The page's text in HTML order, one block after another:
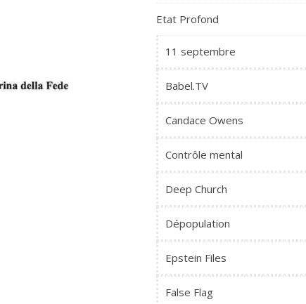
Etat Profond
11 septembre
Babel.TV
Candace Owens
Contrôle mental
Deep Church
Dépopulation
Epstein Files
False Flag